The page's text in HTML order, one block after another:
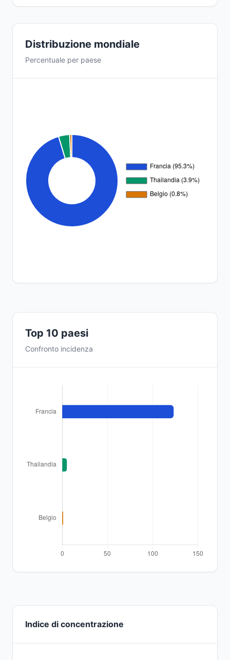
Distribuzione mondiale
Percentuale per paese
Top 10 paesi
Confronto incidenza
Indice di concentrazione